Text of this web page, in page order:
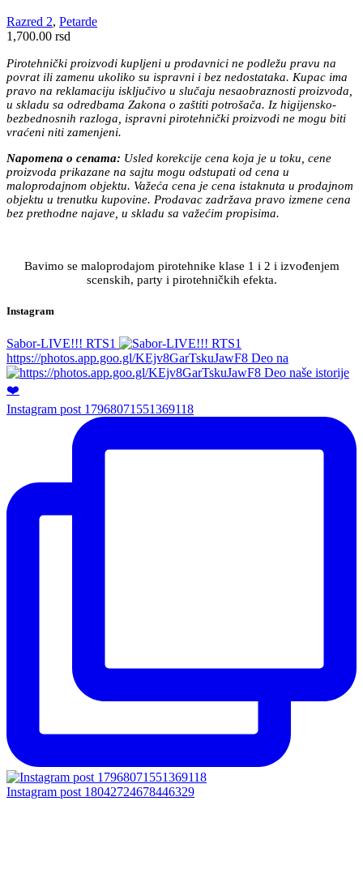
Razred 2, Petarde
1,700.00 rsd
Pirotehnički proizvodi kupljeni u prodavnici ne podležu pravu na
povrat ili zamenu ukoliko su ispravni i bez nedostataka. Kupac ima
pravo na reklamaciju isključivo u slučaju nesaobraznosti proizvoda,
u skladu sa odredbama Zakona o zaštiti potrošača. Iz higijensko-
bezbednosnih razloga, ispravni pirotehnički proizvodi ne mogu biti
vraćeni niti zamenjeni.
Napomena o cenama: Usled korekcije cena koja je u toku, cene
proizvoda prikazane na sajtu mogu odstupati od cena u
maloprodajnom objektu. Važeća cena je cena istaknuta u prodajnom
objektu u trenutku kupovine. Prodavac zadržava pravo izmene cena
bez prethodne najave, u skladu sa važećim propisima.
Bavimo se maloprodajom pirotehnike klase 1 i 2 i izvođenjem
scenskih, party i pirotehničkih efekta.
Instagram
Sabor-LIVE!!! RTS1
https://photos.app.goo.gl/KEjv8GarTskuJawF8 Deo na
Instagram post 17968071551369118
Instagram post 18042724678446329